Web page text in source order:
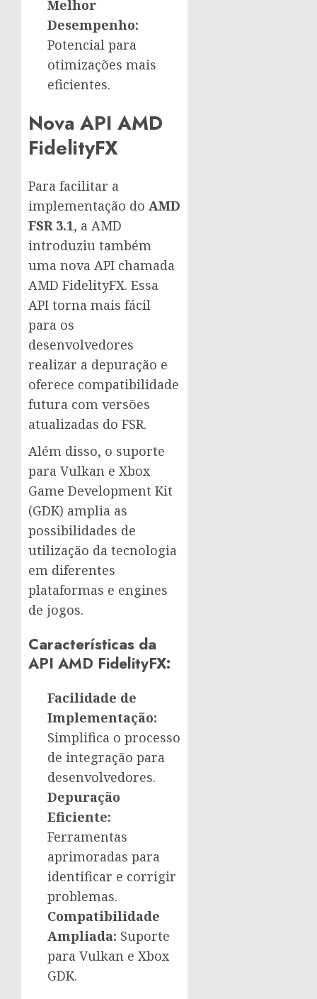
Melhor
Desempenho:
Potencial para
otimizações mais
eficientes.
Nova API AMD
FidelityFX
Para facilitar a
implementação do AMD
FSR 3.1, a AMD
introduziu também
uma nova API chamada
AMD FidelityFX. Essa
API torna mais fácil
para os
desenvolvedores
realizar a depuração e
oferece compatibilidade
futura com versões
atualizadas do FSR.
Além disso, o suporte
para Vulkan e Xbox
Game Development Kit
(GDK) amplia as
possibilidades de
utilização da tecnologia
em diferentes
plataformas e engines
de jogos.
Características da
API AMD FidelityFX:
Facilidade de
Implementação:
Simplifica o processo
de integração para
desenvolvedores.
Depuração
Eficiente:
Ferramentas
aprimoradas para
identificar e corrigir
problemas.
Compatibilidade
Ampliada: Suporte
para Vulkan e Xbox
GDK.